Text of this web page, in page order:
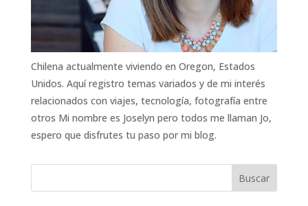
Chilena actualmente viviendo en Oregon, Estados
Unidos. Aquí registro temas variados y de mi interés
relacionados con viajes, tecnología, fotografía entre
otros Mi nombre es Joselyn pero todos me llaman Jo,
espero que disfrutes tu paso por mi blog.